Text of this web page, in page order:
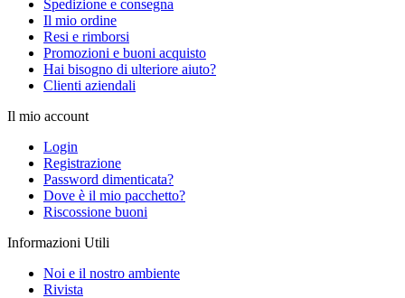
Spedizione e consegna
Il mio ordine
Resi e rimborsi
Promozioni e buoni acquisto
Hai bisogno di ulteriore aiuto?
Clienti aziendali
Il mio account
Login
Registrazione
Password dimenticata?
Dove è il mio pacchetto?
Riscossione buoni
Informazioni Utili
Noi e il nostro ambiente
Rivista